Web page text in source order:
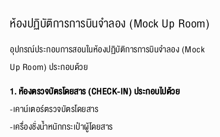
ห้องปฏิบัติการการบินจำลอง (Mock Up Room)
อุปกรณ์ประกอบการสอนในห้องปฏิบัติการการบินจำลอง (Mock
Up Room) ประกอบด้วย
1. ห้องตรวจบัตรโดยสาร (CHECK-IN) ประกอบไปด้วย
-เคาน์เตอร์ตรวจบัตรโดยสาร
-เครื่องชั่งน้ำหนักกระเป๋าผู้โดยสาร